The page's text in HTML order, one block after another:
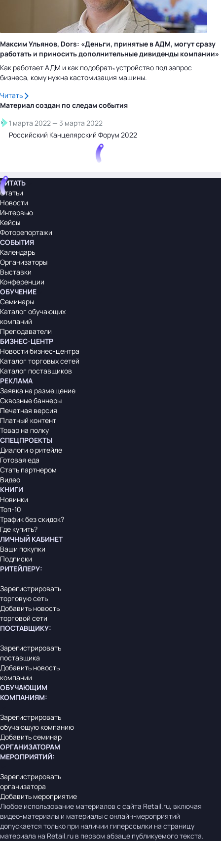
Максим Ульянов, Dors: «Деньги, принятые в АДМ, могут сразу
работать и приносить дополнительные дивиденды компании»
Как работает АДМ и как подобрать устройство под запрос
бизнеса, кому нужна кастомизация машины.
Читать
Материал создан по следамсобытия
1 марта 2022 — 3 марта 2022
Российский Канцелярский Форум 2022
ЧИТАТЬ
Статьи
Новости
Интервью
Кейсы
Фоторепортажи
СОБЫТИЯ
Календарь
Организаторы
Выставки
Конференции
ОБУЧЕНИЕ
Семинары
Каталог обучающих
компаний
Преподаватели
БИЗНЕС-ЦЕНТР
Новости бизнес-центра
Каталог торговых сетей
Каталог поставщиков
РЕКЛАМА
Заявка на размещение
Сквозные баннеры
Печатная версия
Платный контент
Товар на полку
СПЕЦПРОЕКТЫ
Диалоги о ритейле
Готовая еда
Стать партнером
Видео
КНИГИ
Новинки
Топ-10
Трафик без скидок?
Где купить?
ЛИЧНЫЙ КАБИНЕТ
Ваши покупки
Подписки
РИТЕЙЛЕРУ:
Зарегистрировать
торговую сеть
Добавить новость
торговой сети
ПОСТАВЩИКУ:
Зарегистрировать
поставщика
Добавить новость
компании
ОБУЧАЮЩИМ
КОМПАНИЯМ:
Зарегистрировать
обучающую компанию
Добавить семинар
ОРГАНИЗАТОРАМ
МЕРОПРИЯТИЙ:
Зарегистрировать
организатора
Добавить мероприятие
Любое использование материалов с сайта Retail.ru, включая
видео-материалы и материалы с онлайн-мероприятий
допускается только при наличии гиперссылки на страницу
материала на Retail.ru в первом абзаце публикуемого текста.